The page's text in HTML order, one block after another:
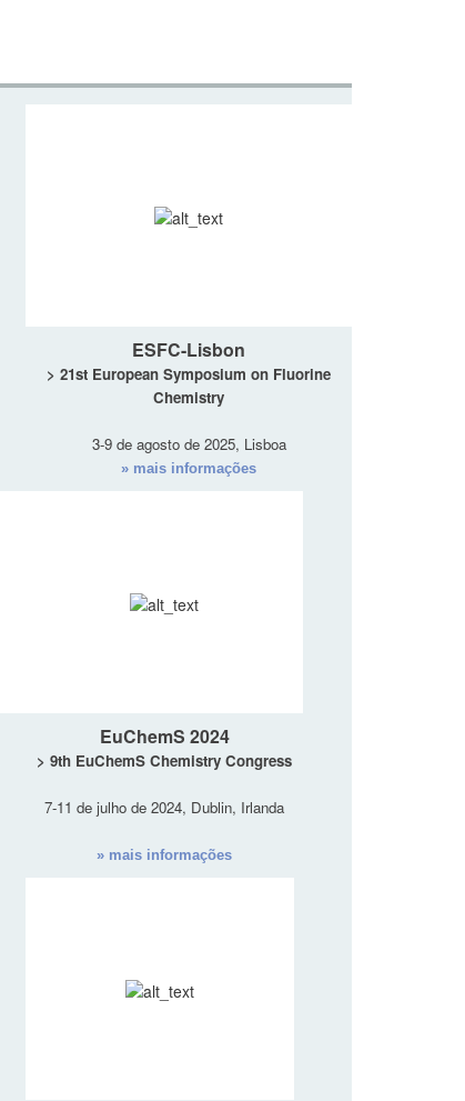
ESFC-Lisbon
> 21st European Symposium on Fluorine
Chemistry
3-9 de agosto de 2025, Lisboa
» mais informações
EuChemS 2024
> 9th EuChemS Chemistry Congress
7-11 de julho de 2024, Dublin, Irlanda
» mais informações